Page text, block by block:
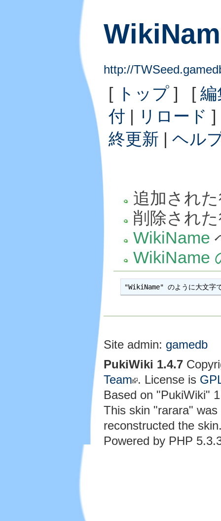
http://
[ トップ ] [ 編
付 | リロード
終更新 | ヘル
追加され
削除され
WikiName
WikiName
Site admin: gamedb
PukiWiki 1.4.7
Team . License is
Based on "PukiWiki"
This skin "rarara"
reconstructed the
Powered by PHP